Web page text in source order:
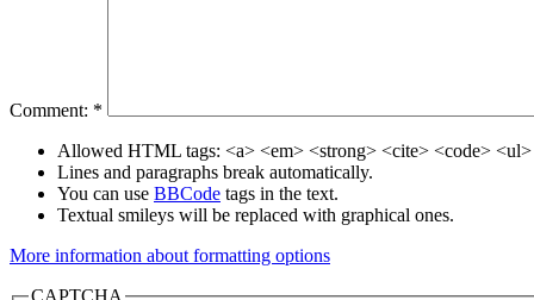
Comment: *
Allowed HTML tags: <a> <em> <strong> <cite> <code>
Lines and paragraphs break automatically.
You can use BBCode tags in the text.
Textual smileys will be replaced with graphical ones.
More information about formatting options
CAPTCHA